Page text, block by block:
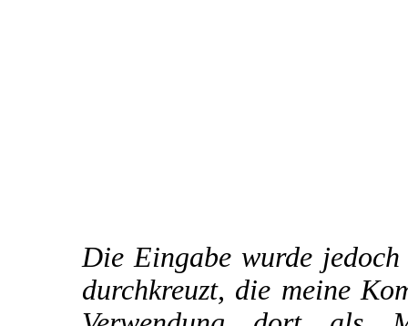
Die Eingabe wurde
durchkreuzt, die meine